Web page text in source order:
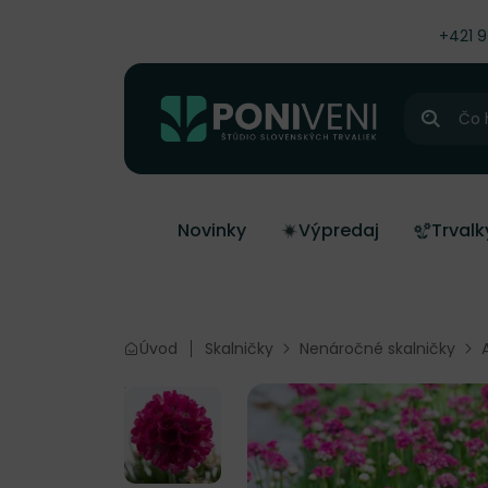
+421
Hľadať
Novinky Výpredaj
Úvod Skalničky Nenáročné skalničky